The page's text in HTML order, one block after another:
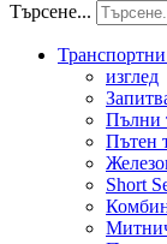
Търсене...
изглед
Пълни
Пътен
Short